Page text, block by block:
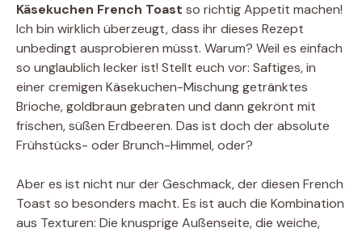
Käsekuchen French Toast so richtig Appetit machen!
Ich bin wirklich überzeugt, dass ihr dieses Rezept
unbedingt ausprobieren müsst. Warum? Weil es einfach
so unglaublich lecker ist! Stellt euch vor: Saftiges, in
einer cremigen Käsekuchen-Mischung getränktes
Brioche, goldbraun gebraten und dann gekrönt mit
frischen, süßen Erdbeeren. Das ist doch der absolute
Frühstücks- oder Brunch-Himmel, oder?
Aber es ist nicht nur der Geschmack, der diesen French
Toast so besonders macht. Es ist auch die Kombination
aus Texturen: Die knusprige Außenseite, die weiche,